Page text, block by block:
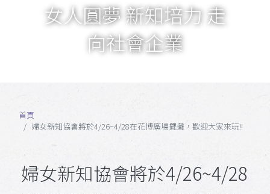
女人圓夢 新知培力 走
向社會企業
首頁
婦女新知協會將於4/26~4/28在花博廣場擺攤，歡迎大家來玩!!
婦女新知協會將於4/26~4/28